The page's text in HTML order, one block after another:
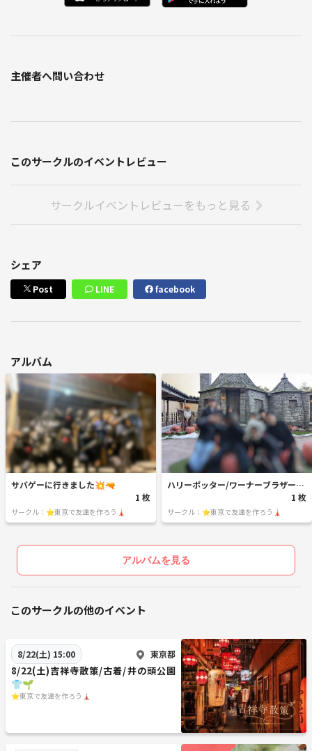
主催者へ問い合わせ
このサークルのイベントレビュー
サークルイベントレビューをもっと見る
シェア
Post LINE facebook
アルバム
サバゲーに行きました💥🔫
1 枚
サークル：⭐️東京で友達を作ろう🗼
ハリーポッター/ワーナーブラザー
1 枚
サークル：⭐️東京で友達を作ろう🗼
アルバムを見る
このサークルの他のイベント
8/22(土) 15:00 東京都
8/22(土)吉祥寺散策/古着/井の頭公園
⭐️東京で友達を作ろう🗼